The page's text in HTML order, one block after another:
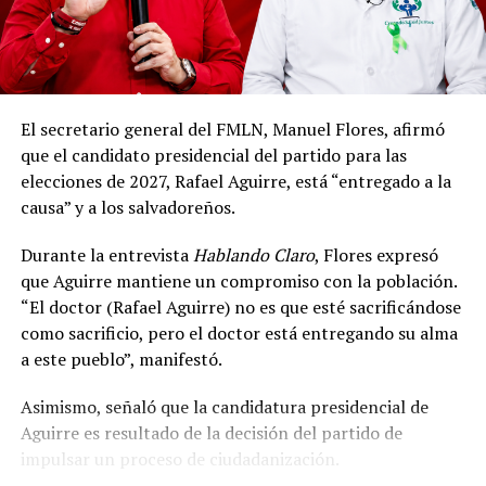
solicitudes podrán ser presentadas personalmente o
por representantes acreditados por los respectivos
partidos políticos o coaliciones inscritas.
Como antecedente, para las elecciones de 2024 el TSE
recibió siete solicitudes de inscripción de fórmulas
presidenciales, de las cuales seis fueron aprobadas y una
fue declarada inadmisible, correspondiente al Partido
Independiente Salvadoreño (PAIS).
En el caso de las candidaturas a diputados, el Tribunal
recibió 121 solicitudes de inscripción. De estas, 110
fueron aprobadas y 11 denegadas, una de Cambio
Democrático y diez del PAIS, de conformidad con la ley.
Asimismo, fueron inscritas 509 candidaturas a
diputaciones y se registraron un total de 327 solicitudes
de inscripción para concejos municipales, según la
El secretario general del FMLN, Manuel Flores, afirmó
que el candidato presidencial del partido para las
elecciones de 2027, Rafael Aguirre, está “entregado a la
causa” y a los salvadoreños.
Durante la entrevistaHablando Claro, Flores expresó
que Aguirre mantiene un compromiso con la población.
“El doctor (Rafael Aguirre) no es que esté sacrificándose
como sacrificio, pero el doctor está entregando su alma
a este pueblo”, manifestó.
Asimismo, señaló que la candidatura presidencial de
Aguirre es resultado de la decisión del partido de
impulsar un proceso de ciudadanización.